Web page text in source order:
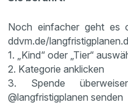
Noch einfacher geht es
ddvm.de/
1. „Kind“ oder „Tier“
2. Kategorie anklicken
3. Spende
@langfristigplanen senden